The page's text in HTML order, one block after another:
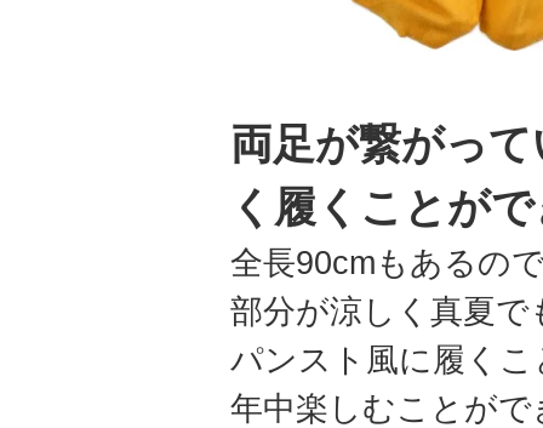
両足が繋がっ
く履くことが
全長90cmもあるの
部分が涼しく真夏で
パンスト風に履く
年中楽しむことが